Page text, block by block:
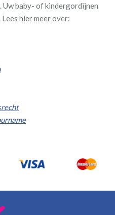
baby- of kindergordijnen
hier meer over: